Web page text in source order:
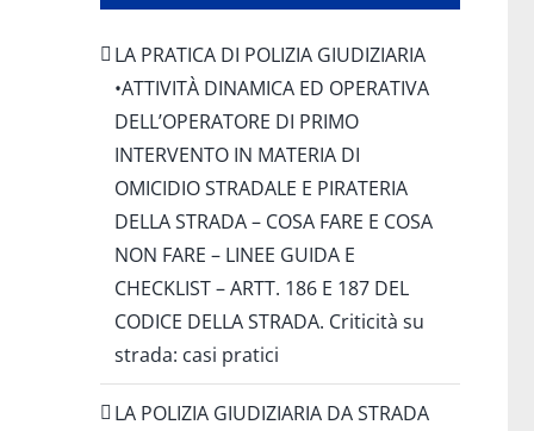
LA PRATICA DI POLIZIA GIUDIZIARIA
•ATTIVITÀ DINAMICA ED OPERATIVA
DELL’OPERATORE DI PRIMO
INTERVENTO IN MATERIA DI
OMICIDIO STRADALE E PIRATERIA
DELLA STRADA – COSA FARE E COSA
NON FARE – LINEE GUIDA E
CHECKLIST – ARTT. 186 E 187 DEL
CODICE DELLA STRADA. Criticità su
strada: casi pratici
LA POLIZIA GIUDIZIARIA DA STRADA